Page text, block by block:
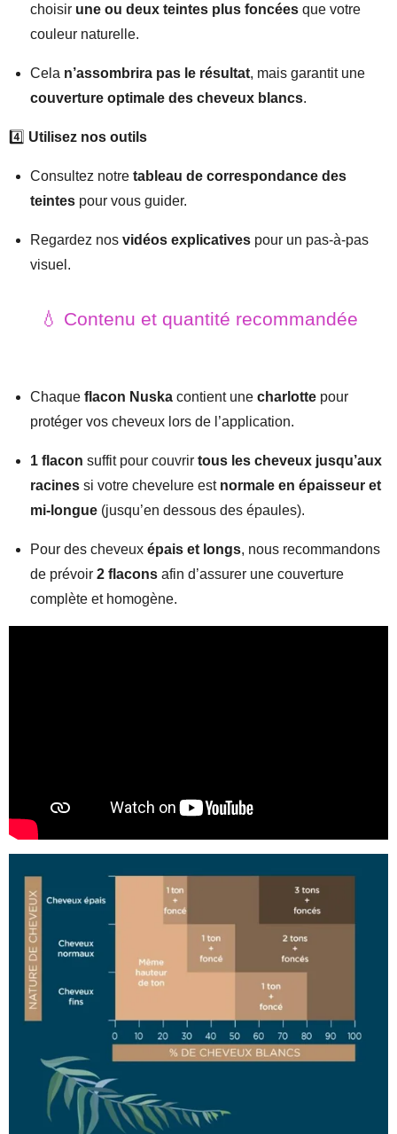
choisir une ou deux teintes plus foncées que votre
couleur naturelle.
Cela n’assombrira pas le résultat, mais garantit une
couverture optimale des cheveux blancs.
4️⃣ Utilisez nos outils
Consultez notre tableau de correspondance des
teintes pour vous guider.
Regardez nos vidéos explicatives pour un pas-à-pas
visuel.
💧 Contenu et quantité recommandée
Chaque flacon Nuska contient une charlotte pour
protéger vos cheveux lors de l’application.
1 flacon suffit pour couvrir tous les cheveux jusqu’aux
racines si votre chevelure est normale en épaisseur et
mi-longue (jusqu’en dessous des épaules).
Pour des cheveux épais et longs, nous recommandons
de prévoir 2 flacons afin d’assurer une couverture
complète et homogène.